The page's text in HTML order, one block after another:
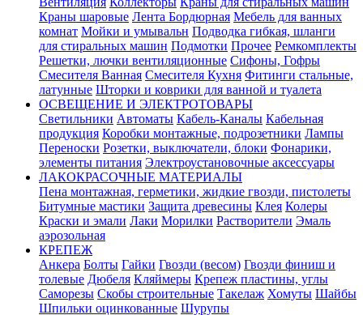
Краны шаровые Лента Бордюрная Мебель для ванных
комнат Мойки и умывальн Подводка гибкая, шланги
для стиральных машин Подмотки Прочее Ремкомплекты
Решетки, лючки вентиляционные Сифоны, Гофры
Смесителя Ванная Смесителя Кухня Фитинги стальные,
латунные Шторки и коврики для ванной и туалета
ОСВЕЩЕНИЕ И ЭЛЕКТРОТОВАРЫ
Светильники Автоматы Кабель-Каналы Кабельная
продукция Коробки монтажные, подрозетники Лампы
Переноски Розетки, выключатели, блоки Фонарики,
элементы питания Электроустановочные аксессуары
ЛАКОКРАСОЧНЫЕ МАТЕРИАЛЫ
Пена монтажная, герметики, жидкие гвозди, пистолеты
Битумные мастики Защита древесины Клея Колеры
Краски и эмали Лаки Морилки Растворители Эмаль
аэрозольная
КРЕПЕЖ
Анкера Болты Гайки Гвозди (весом) Гвозди финиш и
толевые Дюбеля Кляймеры Крепеж пластины, углы
Саморезы Скобы строительные Такелаж Хомуты Шайбы
Шпильки оцинкованные Шурупы